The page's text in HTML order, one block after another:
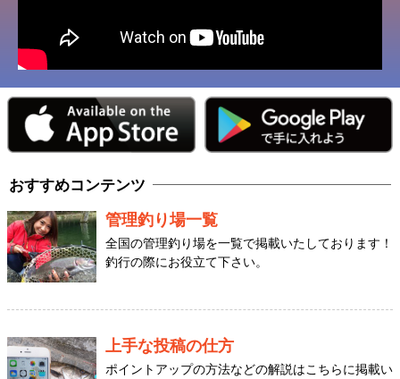
おすすめコンテンツ
管理釣り場一覧
全国の管理釣り場を一覧で掲載いたしております！
釣行の際にお役立て下さい。
上手な投稿の仕方
ポイントアップの方法などの解説はこちらに掲載い